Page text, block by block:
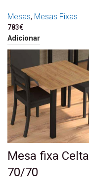
Mesas, Mesas Fixas
783€
Adicionar
Mesa fixa Celta
70/70